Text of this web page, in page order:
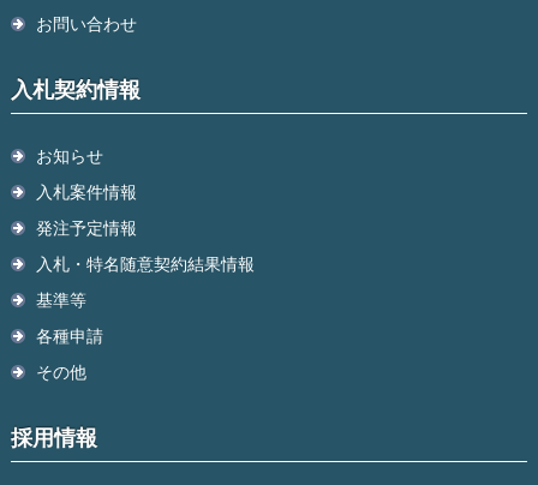
お問い合わせ
入札契約情報
お知らせ
入札案件情報
発注予定情報
入札・特名随意契約結果情報
基準等
各種申請
その他
採用情報